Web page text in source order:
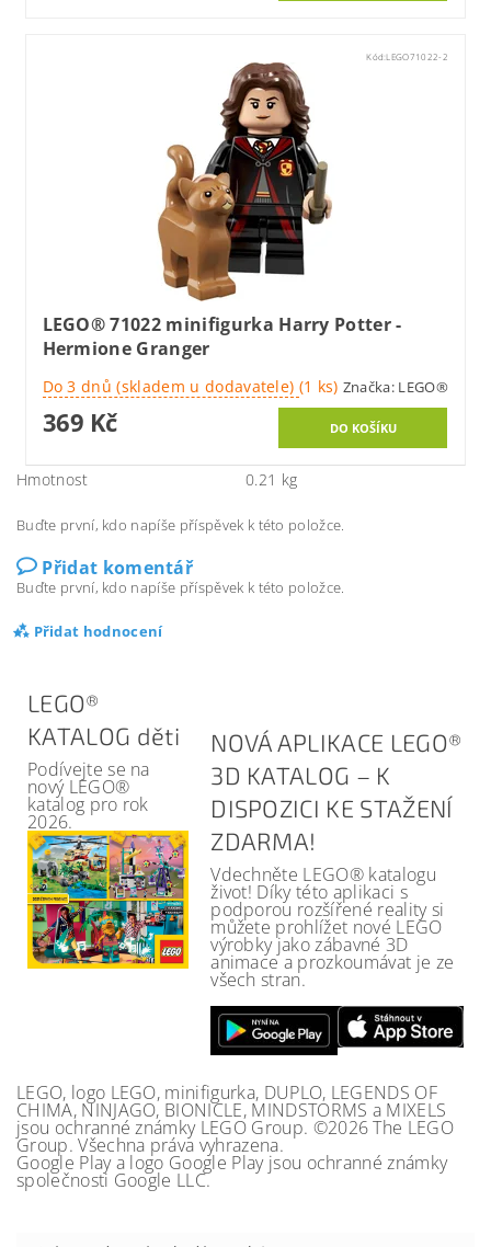
Kód:LEGO71022-2
LEGO® 71022 minifigurka Harry Potter -
Hermione Granger
Do 3 dnů (skladem u dodavatele) (1 ks) Značka: LEGO®
369 Kč
Hmotnost 0.21 kg
Buďte první, kdo napíše příspěvek k této položce.
Přidat komentář
Buďte první, kdo napíše příspěvek k této položce.
Přidat hodnocení
LEGO®
KATALOG děti
Podívejte se na
nový LEGO®
katalog pro rok
2026.
NOVÁ APLIKACE LEGO®
3D KATALOG – K
DISPOZICI KE STAŽENÍ
ZDARMA!
Vdechněte LEGO® katalogu
život! Díky této aplikaci s
podporou rozšířené reality si
můžete prohlížet nové LEGO
výrobky jako zábavné 3D
animace a prozkoumávat je ze
všech stran.
LEGO, logo LEGO, minifigurka, DUPLO, LEGENDS OF
CHIMA, NINJAGO, BIONICLE, MINDSTORMS a MIXELS
jsou ochranné známky LEGO Group. ©2026 The LEGO
Group. Všechna práva vyhrazena.
Google Play a logo Google Play jsou ochranné známky
společnosti Google LLC.